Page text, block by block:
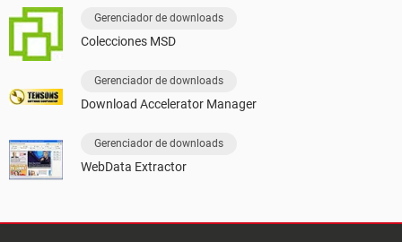
Gerenciador de downloads
Colecciones MSD
Gerenciador de downloads
Download Accelerator Manager
Gerenciador de downloads
WebData Extractor